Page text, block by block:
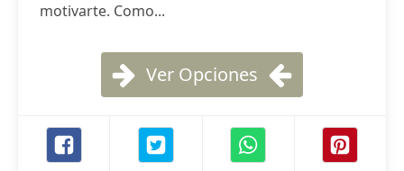
motivarte. Como...
Ver Opciones